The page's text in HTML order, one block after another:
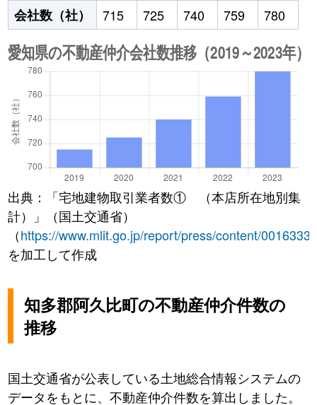
会社数（社）
715 725 740 759 780
出典：「宅地建物取引業者数① （本店所在地別集
計）」（国土交通省）
（https://www.mlit.go.jp/report/press/content/
を加工して作成
知多郡阿久比町の不動産仲介件数の
推移
国土交通省が公表している土地総合情報システムの
データをもとに、不動産仲介件数を算出しました。